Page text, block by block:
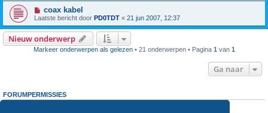
coax kabel
Laatste bericht door PD0TDT « 21 jun 2007, 12:37
Nieuw onderwerp
Markeer onderwerpen als gelezen• 21 onderwerpen • Pagina 1 van 1
Ga naar
FORUMPERMISSIES